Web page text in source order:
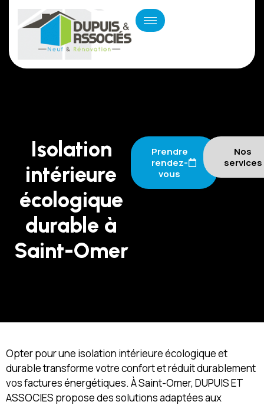
Isolation
intérieure
écologique
durable à
Saint-Omer
Prendre
rendez-
vous
Nos
services
Opter pour une isolation intérieure écologique et
durable transforme votre confort et réduit durablement
vos factures énergétiques. À Saint-Omer, DUPUIS ET
ASSOCIES propose des solutions adaptées aux